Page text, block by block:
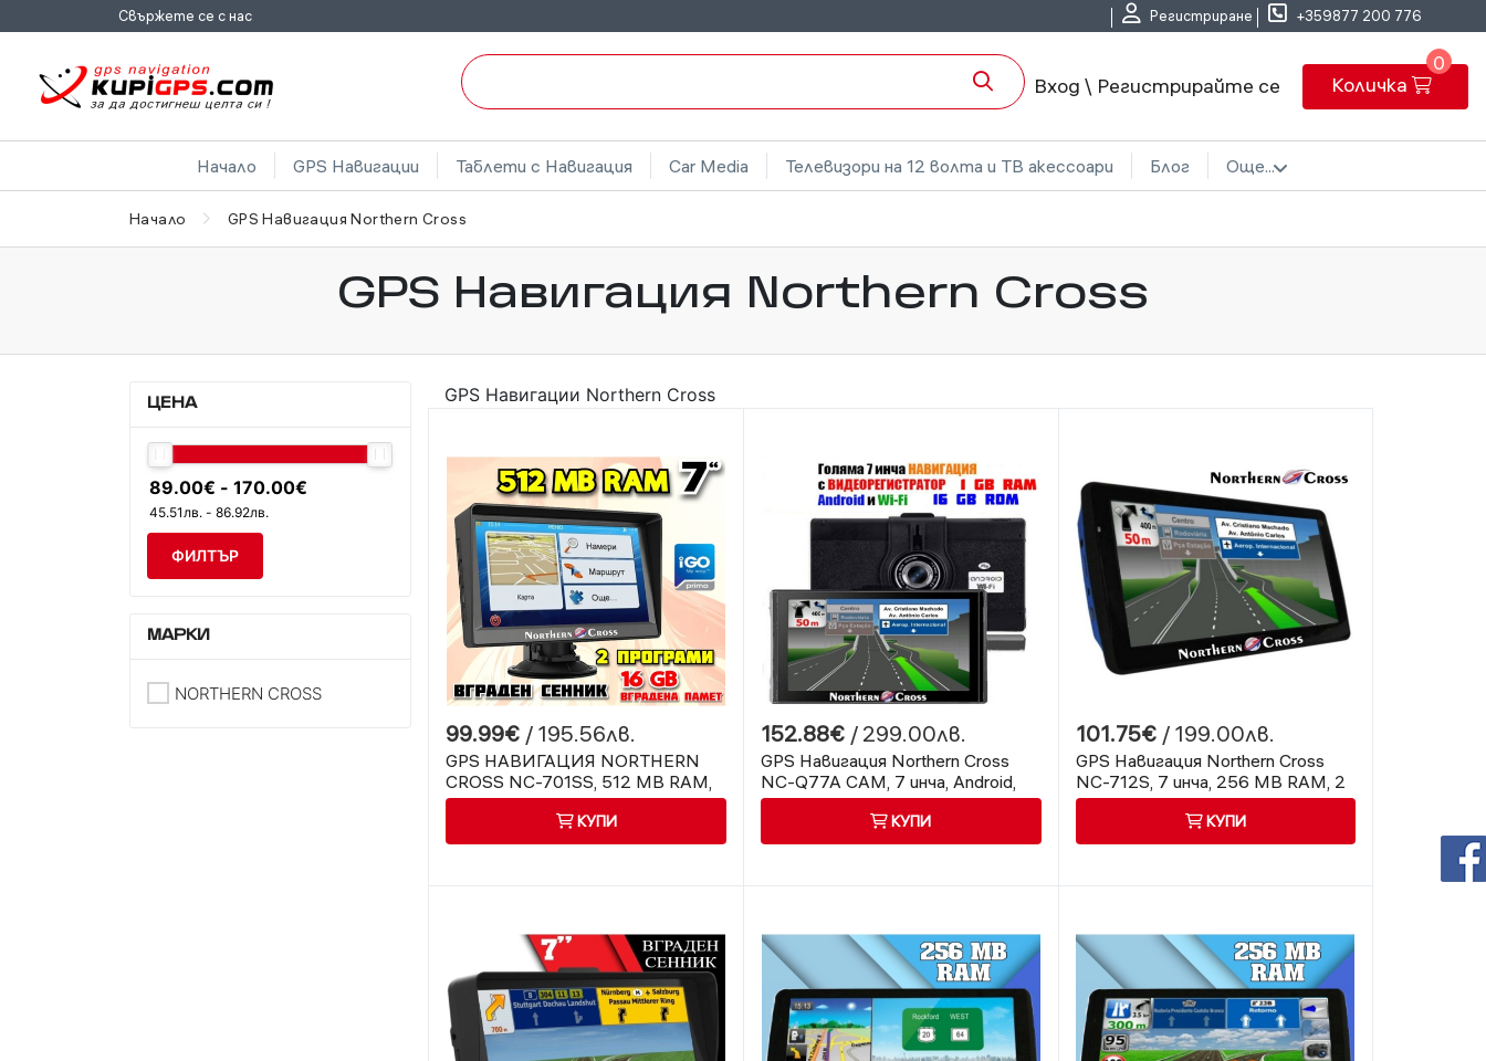
Регистриране +359877 200 776
Свържете се с нас
Вход \ Регистрирайте се Количка
0
Начало GPS Навигации Таблети с Навигация Car Media Телевизори на 12 волта и ТВ акессоари Блог Още...
Начало GPS Навигация Northern Cross
GPS Навигация Northern Cross
ЦЕНА
ФИЛТЪР
МАРКИ
NORTHERN CROSS
GPS Навигации Northern Cross
99.99€ / 195.56лв.
GPS НАВИГАЦИЯ NORTHERN
CROSS NC-701SS, 512 MB RAM,
16 GB
КУПИ
152.88€ / 299.00лв.
GPS Навигация Northern Cross
NC-Q77A CAM, 7 инча, Android,
Wi-Fi, Видеорегистратор, 1 GB
КУПИ
101.75€ / 199.00лв.
GPS Навигация Northern Cross
NC-712S, 7 инча, 256 MB RAM, 2
програми
КУПИ